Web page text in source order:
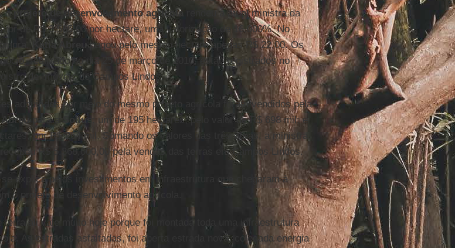
oprojeto de desenvolvimento agrícola
rendeu à atual ministra da
de R$ 3.565,00 por hectare, uma valorização de 16.000%. No
Kátia Abreu pagou pelo mesmo hectare apenas R$ 22,00. Os
realizado no dia 25 de março de 2010, estão registrados no
de Imóveis de Campos Lindos.
adquiridos por meio do mesmo projeto agrícola foram vendidos pela
para aSollus
: um de 195 hectares, pelo valor de R$ 698 mil; e
por R$ 264 mil. Somando os valores das três áreas, a ministra
R$ 5.368.000,00 pela vendas das terras em Campos Lindos.
explica pelos investimentos em infraestrutura que chegaram à
o projeto de desenvolvimento agrícola.
terra ali vale muito hoje porque foi montada toda uma infraestrutura
As estradas asfaltadas, foi aberta estrada nova, colocada energia